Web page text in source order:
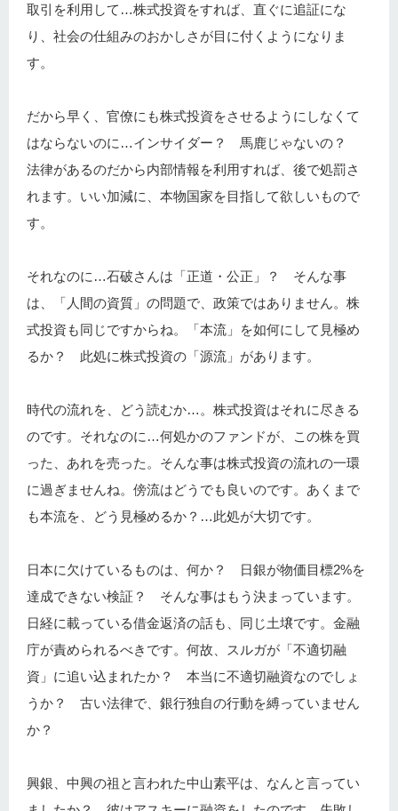
取引を利用して…株式投資をすれば、直ぐに追証にな
り、社会の仕組みのおかしさが目に付くようになりま
す。
だから早く、官僚にも株式投資をさせるようにしなくて
はならないのに…インサイダー？ 馬鹿じゃないの？
法律があるのだから内部情報を利用すれば、後で処罰さ
れます。いい加減に、本物国家を目指して欲しいもので
す。
それなのに…石破さんは「正道・公正」？ そんな事
は、「人間の資質」の問題で、政策ではありません。株
式投資も同じですからね。「本流」を如何にして見極め
るか？ 此処に株式投資の「源流」があります。
時代の流れを、どう読むか…。株式投資はそれに尽きる
のです。それなのに…何処かのファンドが、この株を買
った、あれを売った。そんな事は株式投資の流れの一環
に過ぎませんね。傍流はどうでも良いのです。あくまで
も本流を、どう見極めるか？…此処が大切です。
日本に欠けているものは、何か？ 日銀が物価目標2%を
達成できない検証？ そんな事はもう決まっています。
日経に載っている借金返済の話も、同じ土壌です。金融
庁が責められるべきです。何故、スルガが「不適切融
資」に追い込まれたか？ 本当に不適切融資なのでしょ
うか？ 古い法律で、銀行独自の行動を縛っていません
か？
興銀、中興の祖と言われた中山素平は、なんと言ってい